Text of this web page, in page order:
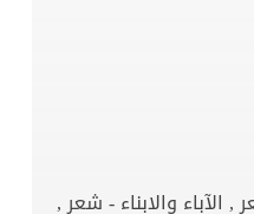
الآباء والابناء - شعر ,